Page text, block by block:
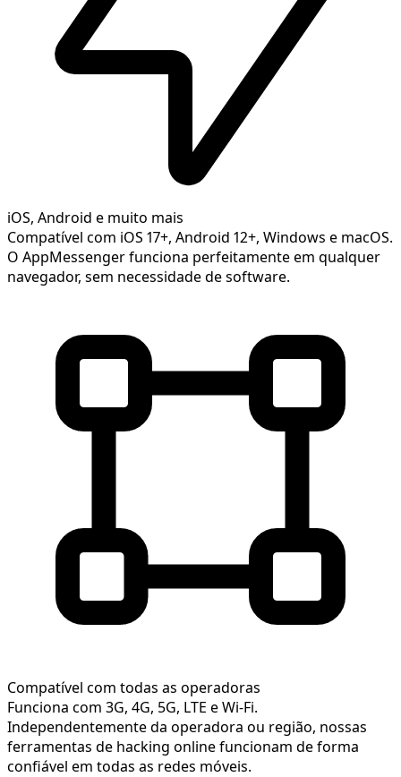
iOS, Android e muito mais
Compatível com iOS 17+, Android 12+, Windows e macOS.
O AppMessenger funciona perfeitamente em qualquer
navegador, sem necessidade de software.
Compatível com todas as operadoras
Funciona com 3G, 4G, 5G, LTE e Wi-Fi.
Independentemente da operadora ou região, nossas
ferramentas de hacking online funcionam de forma
confiável em todas as redes móveis.